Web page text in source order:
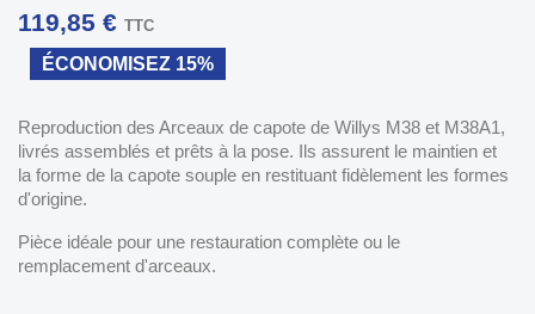
119,85 € TTC
ÉCONOMISEZ 15%
Reproduction des Arceaux de capote de Willys M38 et M38A1,
livrés assemblés et prêts à la pose. Ils assurent le maintien et
la forme de la capote souple en restituant fidèlement les formes
d'origine.
Pièce idéale pour une restauration complète ou le
remplacement d'arceaux.